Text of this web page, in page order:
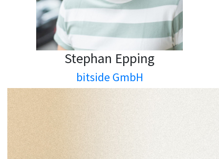
Stephan Epping
bitside GmbH